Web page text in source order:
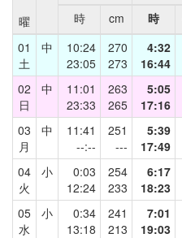
曜
時
cm 時
01
土
中
10:24
23:05
270
273
4:32
16:44
02
日
中
11:01
23:33
263
265
5:05
17:16
03
月
中
11:41
--:--
251
---
5:39
17:49
04
火
小
0:03
12:24
254
233
6:17
18:23
05
水
小
0:34
13:18
241
213
7:01
19:03